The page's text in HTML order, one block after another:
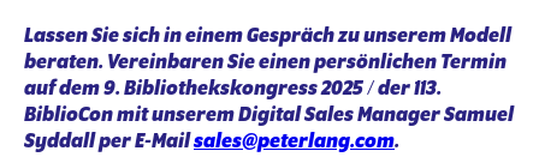
Lassen Sie sich in einem Gespräch zu unserem Modell
beraten. Vereinbaren Sie einen persönlichen Termin
auf dem 9. Bibliothekskongress 2025/der 113.
BiblioCon mit unserem Digital Sales Manager Samuel
Syddall per E-Mailsales@peterlang.com.